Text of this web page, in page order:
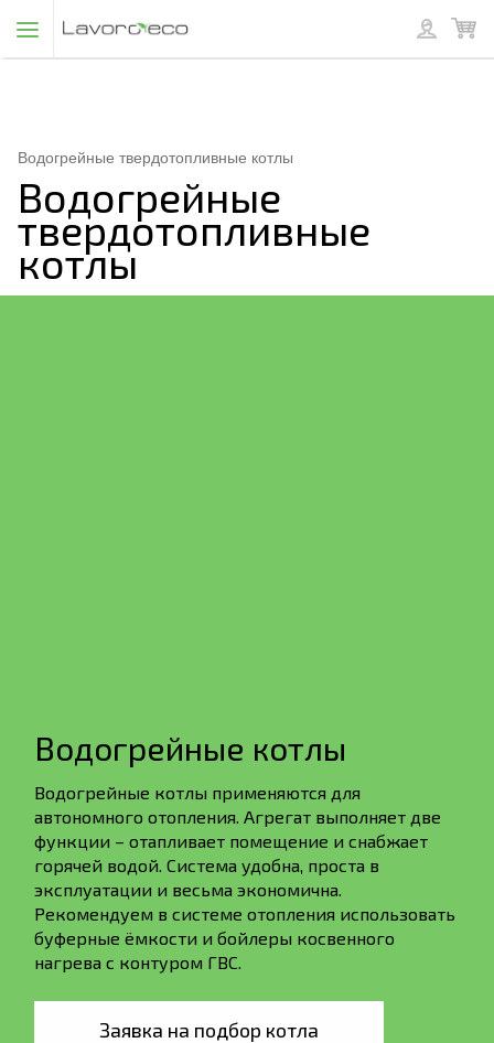
Водогрейные твердотопливные котлы
Водогрейные
твердотопливные
котлы
Водогрейные котлы
Водогрейные котлы применяются для
автономного отопления. Агрегат выполняет две
функции – отапливает помещение и снабжает
горячей водой. Система удобна, проста в
эксплуатации и весьма экономична.
Рекомендуем в системе отопления использовать
буферные ёмкости и бойлеры косвенного
нагрева с контуром ГВС.
Заявка на подбор котла